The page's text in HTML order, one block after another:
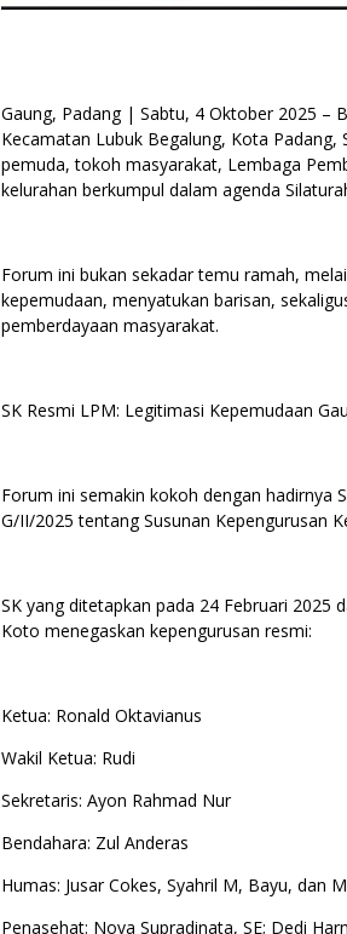
Gaung, Padang | Sabtu, 4 Oktober 2025 –
Kecamatan Lubuk Begalung, Kota
pemuda, tokoh masyarakat, Lembaga
kelurahan berkumpul dalam agenda
Forum ini bukan sekadar temu ramah,
kepemudaan, menyatukan barisan,
pemberdayaan masyarakat.
SK Resmi LPM: Legitimasi Kepemudaan
Forum ini semakin kokoh dengan hadirnya
G/II/2025 tentang Susunan Kepengurusan
SK yang ditetapkan pada 24 Februari 2025
Koto menegaskan kepengurusan resmi:
Ketua: Ronald Oktavianus
Wakil Ketua: Rudi
Sekretaris: Ayon Rahmad Nur
Bendahara: Zul Anderas
Humas: Jusar Cokes, Syahril M, Bayu, dan
Penasehat: Nova Supradinata, SE; Dedi